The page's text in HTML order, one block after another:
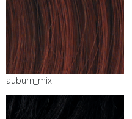
auburn_mix